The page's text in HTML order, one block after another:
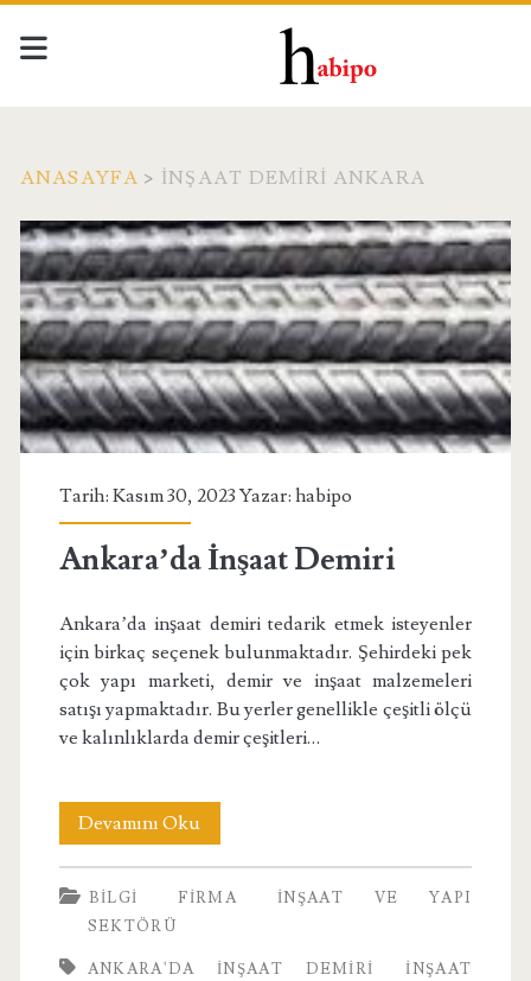
ANASAYFA > INŞAAT DEMIRI ANKARA
Etiket:
<span>inşaat
demiri
ankara</span>
Tarih: Kasım 30, 2023 Yazar: habipo
Ankara’da İnşaat Demiri
Ankara’da inşaat demiri tedarik etmek isteyenler
için birkaç seçenek bulunmaktadır. Şehirdeki pek
çok yapı marketi, demir ve inşaat malzemeleri
satışı yapmaktadır. Bu yerler genellikle çeşitli ölçü
ve kalınlıklarda demir çeşitleri…
Devamını OkuAnkara’da
İnşaat
Demiri
BILGI FIRMA
İNŞAAT VE YAPI
SEKTÖRÜ
ANKARA'DA İNŞAAT DEMIRI
INŞAAT